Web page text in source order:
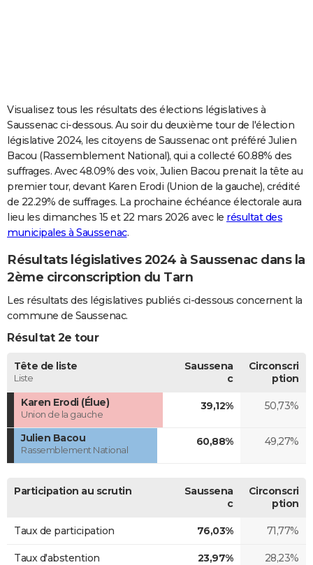
Carte de Noël
Carte Bonne année
Carte Saint-Valentin
Carte Pâques
Carte d'anniversaire
DICTIONNAIRE
Dictionnaire
Biographies
Citations
Expressions
Proverbes
PROGRAMME TV
COPAINS D'AVANT
S'inscrire
Se connecter
Lycées
Collèges
Primaires
Universités
Entreprises
Service militaire
Avis de recherche
AVIS DE DÉCÈS
Visualisez tous les résultats des élections législatives à
Saussenac ci-dessous. Au soir du deuxième tour de l'élection
législative 2024, les citoyens de Saussenac ont préféré Julien
Bacou (Rassemblement National), qui a collecté 60.88% des
suffrages. Avec 48.09% des voix, Julien Bacou prenait la tête au
premier tour, devant Karen Erodi (Union de la gauche), crédité
de 22.29% de suffrages. La prochaine échéance électorale aura
lieu les dimanches 15 et 22 mars 2026 avec le résultat des
municipales à Saussenac.
Résultats législatives 2024 à Saussenac dans la
2ème circonscription du Tarn
Les résultats des législatives publiés ci-dessous concernent la
commune de Saussenac.
Résultat 2e tour
Tête de liste
Liste
Saussena
c
Circonscri
ption
Karen Erodi (Élue)
Union de la gauche
39,12% 50,73%
Julien Bacou
Rassemblement National
60,88% 49,27%
Participation au scrutin
Saussena
c
Circonscri
ption
Taux de participation 76,03% 71,77%
Taux d'abstention 23,97% 28,23%